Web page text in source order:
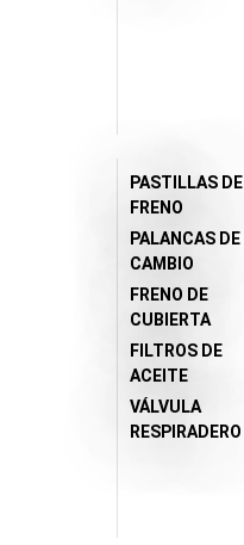
PASTILLAS DE
FRENO
PALANCAS DE
CAMBIO
FRENO DE
CUBIERTA
FILTROS DE
ACEITE
VÁLVULA
RESPIRADERO